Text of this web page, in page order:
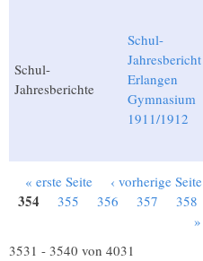
Schul-
Jahresberichte
Schul-
Jahresbericht
Erlangen
Gymnasium
1911/1912
Seiten
« erste Seite ‹ vorherige Seite
354 355 356 357 358
»
3531 - 3540 von 4031